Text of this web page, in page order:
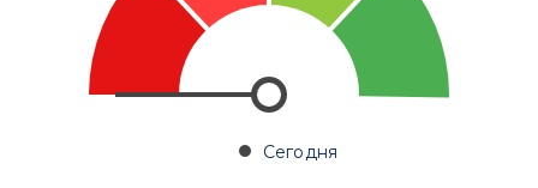
Сегодня